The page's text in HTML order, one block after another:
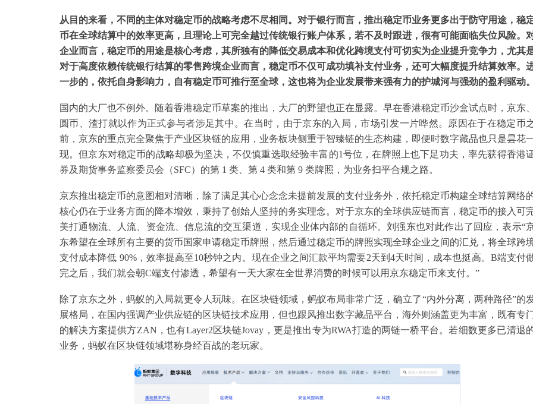
从目的来看，不同的主体对稳定币的战略考虑不尽相同。对于银行而言，推出稳定币业务更多出于防守用途，稳
币在全球结算中的效率更高，且理论上可完全越过传统银行账户体系，若不及时跟进，很有可能面临失位风险。
企业而言，稳定币的用途是核心考虑，其所独有的降低交易成本和优化跨境支付可切实为企业提升竞争力，尤其
对于高度依赖传统银行结算的零售跨境企业而言，稳定币不仅可成功填补支付业务，还可大幅度提升结算效率。
一步的，依托自身影响力，自有稳定币可推行至全球，这也将为企业发展带来强有力的护城河与强劲的盈利驱动。
国内的大厂也不例外。随着香港稳定币草案的推出，大厂的野望也正在显露。早在香港稳定币沙盒试点时，京东、
圆币、渣打就以作为正式参与者涉足其中。在当时，由于京东的入局，市场引发一片哗然。原因在于在稳定币
前，京东的重点完全聚焦于产业区块链的应用，业务板块侧重于智臻链的生态构建，即便时数字藏品也只是昙花
现。但京东对稳定币的战略却极为坚决，不仅慎重选取经验丰富的1号位，在牌照上也下足功夫，率先获得香港
券及期货事务监察委员会（SFC）的第 1 类、第 4 类和第 9 类牌照，为业务扫平合规之路。
京东推出稳定币的意图相对清晰，除了满足其心心念念未提前发展的支付业务外，依托稳定币构建全球结算网络
核心仍在于业务方面的降本增效，秉持了创始人坚持的务实理念。对于京东的全球供应链而言，稳定币的接入可
美打通物流、人流、资金流、信息流的交互渠道，实现企业体内部的自循环。刘强东也对此作出了回应，表示“
东希望在全球所有主要的货币国家申请稳定币牌照，然后通过稳定币的牌照实现全球企业之间的汇兑，将全球跨
支付成本降低 90%，效率提高至10秒钟之内。现在企业之间汇款平均需要2天到4天时间，成本也挺高。B端支付
完之后，我们就会朝C端支付渗透，希望有一天大家在全世界消费的时候可以用京东稳定币来支付。”
除了京东之外，蚂蚁的入局就更令人玩味。在区块链领域，蚂蚁布局非常广泛，确立了“内外分离，两种路径”的
展格局，在国内强调产业供应链的区块链技术应用，但也跟风推出数字藏品平台，海外则涵盖更为丰富，既有专门
的解决方案提供方ZAN，也有Layer2区块链Jovay，更是推出专为RWA打造的两链一桥平台。若细数更多已清退
业务，蚂蚁在区块链领域堪称身经百战的老玩家。